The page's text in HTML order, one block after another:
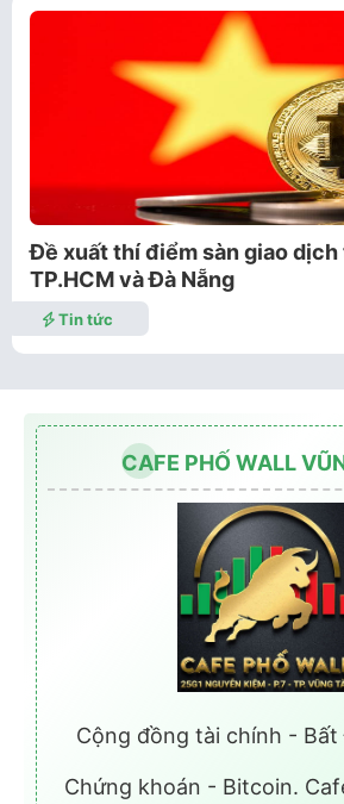
Đề xuất thí điểm sàn giao dịch
TP.HCM và Đà Nẵng
Tin tức
CAFE PHỐ WALL
Cộng đồng tài chính -
Chứng khoán - Bitcoin.